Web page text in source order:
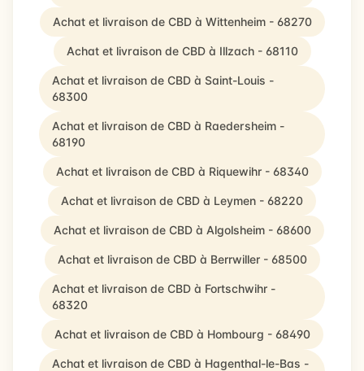
Achat et livraison de CBD à Wittenheim - 68270
Achat et livraison de CBD à Illzach - 68110
Achat et livraison de CBD à Saint-Louis -
68300
Achat et livraison de CBD à Raedersheim -
68190
Achat et livraison de CBD à Riquewihr - 68340
Achat et livraison de CBD à Leymen - 68220
Achat et livraison de CBD à Algolsheim - 68600
Achat et livraison de CBD à Berrwiller - 68500
Achat et livraison de CBD à Fortschwihr -
68320
Achat et livraison de CBD à Hombourg - 68490
Achat et livraison de CBD à Hagenthal-le-Bas -